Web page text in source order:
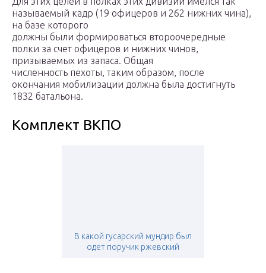
называемый кадр (19 офицеров и 262 нижних чина),
на базе которого
должны были формироваться второочередные
полки за счет офицеров и нижних чинов,
призываемых из запаса. Общая
численность пехоты, таким образом, после
окончания мобилизации должна была достигнуть
1832 батальона.
Комплект ВКПО
В какой гусарский мундир был
одет поручик ржевский